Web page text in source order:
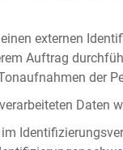
externen
Auftrag
der
Daten
im